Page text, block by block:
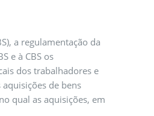
a regulamentação da
e à CBS os
dos trabalhadores e
de bens
qual as aquisições, em